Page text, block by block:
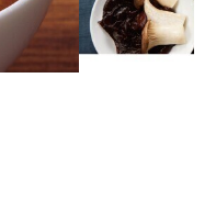
ショップ求人情報